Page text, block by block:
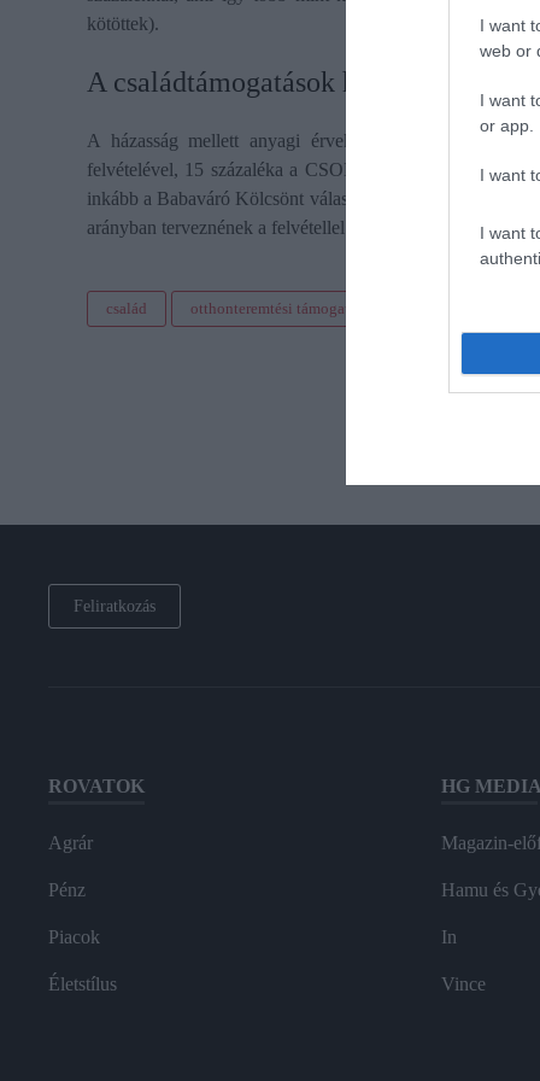
I want
web or
I want
or app.
I want
I want
kötöttek).
A családtámogatások hatása
A házasság mellett anyagi érvek is szólnak: az
felvételével, 15 százaléka a CSOK-kal, és szintén 7
inkább a Babaváró Kölcsönt választották (babaváró 12%,
arányban terveznének a felvétellel.
család otthonteremtési támogatás
Feliratkozás
ROVATOK
Agrár
Pénz
Piacok
Életstílus
HG MEDIA
Magazin-
Hamu és
In
Vince